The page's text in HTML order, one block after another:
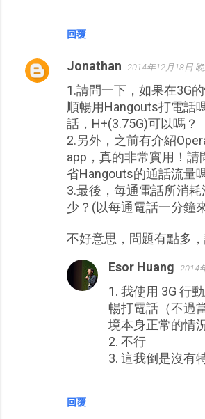
回覆
Jonathan 2014年12月18日
1.請問一下，如果在3G
順暢用Hangouts打電話
話，H+(3.75G)可以嗎？
2.另外，之前有介紹
app，真的非常實用！請
省Hangouts的通話流量
3.最後，每通電話所消
少？(以每通電話一分鐘
不好意思，問題有點多
回覆
Esor Huang 2014
1. 我使用 3G 行
暢打電話（不過
境本身正常的情
2. 不行
3. 這我倒是沒有